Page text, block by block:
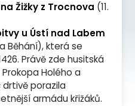
Žižky z Trocnova (11.
u Ústí nad Labem
Běhání), která se
Právě zde husitská
Holého a
drtivě porazila
armádu křižáků.